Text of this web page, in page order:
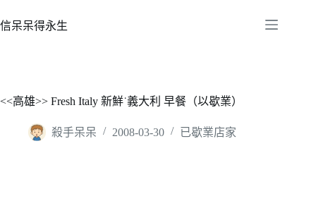
至
信呆呆得永生
<<高雄>> Fresh Italy 新鮮˙義大利 早餐（以歇業）
殺手呆呆 2008-03-30 已歇業店家